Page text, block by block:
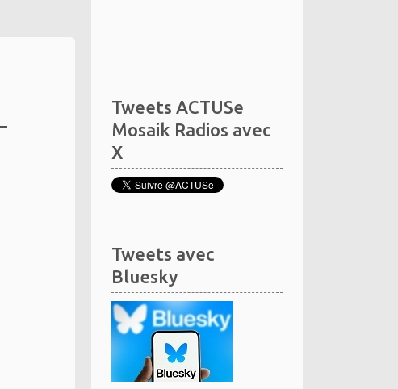
Tweets ACTUSe
Mosaik Radios avec
X
Tweets avec
Bluesky